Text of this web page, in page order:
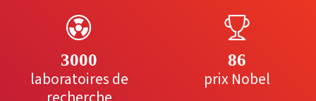
3000
laboratoires de
86
prix Nobel